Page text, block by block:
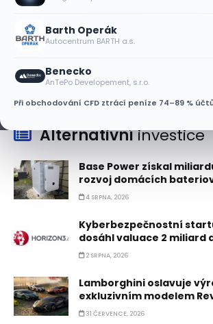
Barth Operák
Autocentrum BARTH a.s.
Benecko
AnTePo Developement, s.r.o.
Při obchodování CFD ztrácí peníze 74–89 %
Oracle za dva týdny o 27 %
Alternativníinvestice
Base Power získal
rozvoj domácích
4 SRPNA, 2026
Kyberbezpečnostní
dosáhl valuace 2 miliard
2 SRPNA, 2026
Lamborghini oslavuje
exkluzivním modelem
31 ČERVENCE, 2026